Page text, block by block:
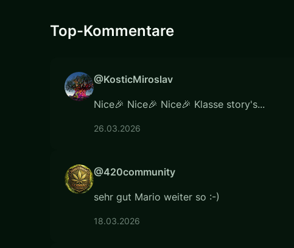
Top-Kommentare
@KosticMiroslav
Nice🎉 Nice🎉 Nice🎉 Klasse story's...
26.03.2026
@420community
sehr gut Mario weiter so :-)
18.03.2026